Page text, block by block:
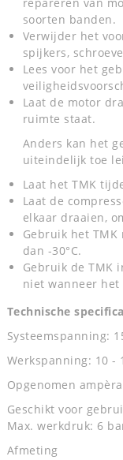
soorten banden.
Verwijder het
spijkers,
Lees voor het
Laat de motor
ruimte staat.
Anders kan het
uiteindelijk toe
Laat het TMK
Laat de
elkaar draaien,
Gebruik het
dan -30°C.
Gebruik de TMK
niet wanneer
Technische
Systeemspanning:
Werkspanning: 10 -
Opgenomen
Geschikt voor
Max. werkdruk: 6
Afmeting